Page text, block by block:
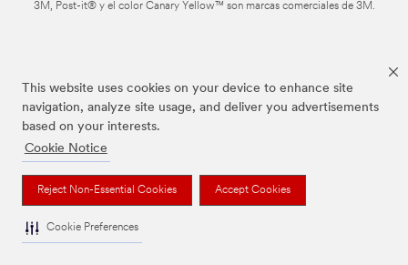
This website uses cookies on your device to enhance site
navigation, analyze site usage, and deliver you advertisements
based on your interests.
Cookie Notice
Reject Non-Essential Cookies Accept Cookies
Cookie Preferences
3M, Post-it® y el color Canary Yellow™ son marcas comerciales de 3M.